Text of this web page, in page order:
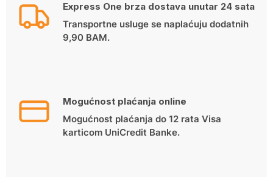
Express One brza dostava unutar 24 sata
Transportne usluge se naplaćuju dodatnih
9,90 BAM.
Mogućnost plaćanja online
Mogućnost plaćanja do 12 rata Visa
karticom UniCredit Banke.